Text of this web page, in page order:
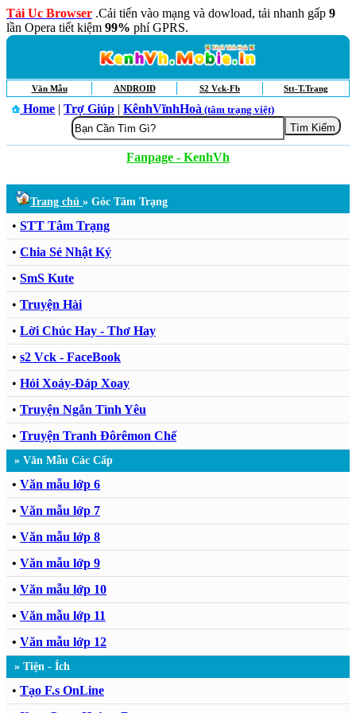
Tải Uc Browser .Cải tiến vào mạng và dowload, tải nhanh gấp 9
lần Opera tiết kiệm 99% phí GPRS.
Văn Mẫu ANDROID S2 Vck-Fb Stt-T.Trạng
Home | Trợ Giúp | KênhVĩnhHoà (tâm trạng việt)
Fanpage - KenhVh
Trang chủ » Góc Tâm Trạng
• STT Tâm Trạng
• Chia Sẻ Nhật Ký
• SmS Kute
• Truyện Hài
• Lời Chúc Hay - Thơ Hay
• s2 Vck - FaceBook
• Hỏi Xoáy-Đáp Xoay
• Truyện Ngắn Tình Yêu
• Truyện Tranh Đôrêmon Chế
» Văn Mẫu Các Cấp
• Văn mẫu lớp 6
• Văn mẫu lớp 7
• Văn mẫu lớp 8
• Văn mẫu lớp 9
• Văn mẫu lớp 10
• Văn mẫu lớp 11
• Văn mẫu lớp 12
» Tiện - Ích
• Tạo F.s OnLine